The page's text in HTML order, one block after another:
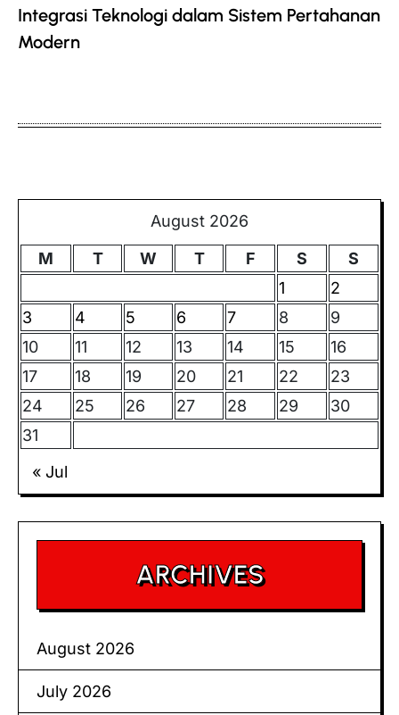
Integrasi Teknologi dalam Sistem Pertahanan
Modern
August 2026
M
T W T F S
S
1
2
3
4 5 6 7 8
9
10
11 12 13 14 15
16
17
18 19 20 21 22
23
24
25 26 27 28 29
30
31
« Jul
ARCHIVES
August 2026
July 2026